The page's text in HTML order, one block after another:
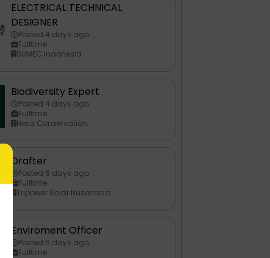
ELECTRICAL TECHNICAL
DESIGNER
Posted 4 days ago
Fulltime
SUMEC Indonesia
Biodiversity Expert
Posted 4 days ago
Fulltime
Hexa Conservation
Drafter
Posted 6 days ago
Fulltime
Tripower Solar Nusantara
Enviroment Officer
Posted 6 days ago
Fulltime